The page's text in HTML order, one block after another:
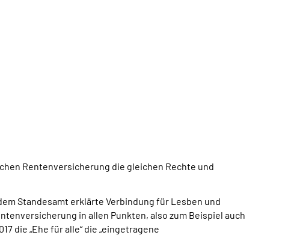
Rentenversicherung die gleichen Rechte und
Standesamt erklärte Verbindung für Lesben und
in allen Punkten, also zum Beispiel auch
die „Ehe für alle“ die „eingetragene